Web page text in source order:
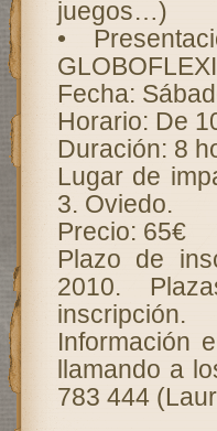
juegos…)
•
Fecha:
Horario: De
Duración: 8
Lugar de
3. Oviedo.
Precio: 65€
Plazo de
2010.
inscripción.
Información
llamando a
783 444